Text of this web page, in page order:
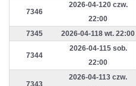
7346
2026-04-120 czw.
22:00
7345 2026-04-118 wt. 22:00
7344
2026-04-115 sob.
22:00
7343
2026-04-113 czw.